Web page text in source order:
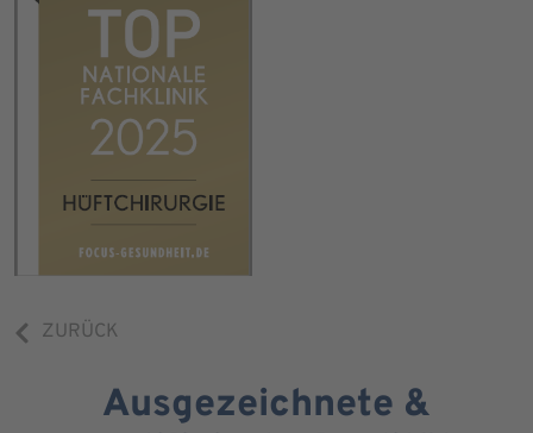
ZURÜCK
Ausgezeichnete &